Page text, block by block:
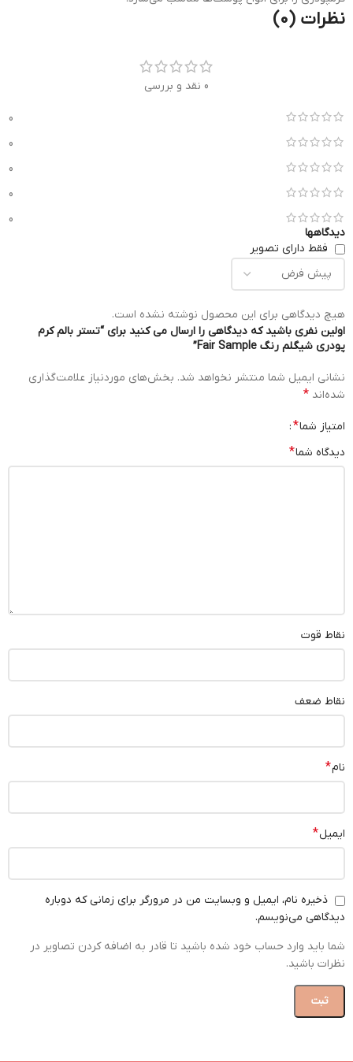
نظرات (0)
0 نقد و بررسی
0
0
0
0
0
دیدگاهها
فقط دارای تصویر
هیچ دیدگاهی برای این محصول نوشته نشده است.
اولین نفری باشید که دیدگاهی را ارسال می کنید برای “تستر بالم کرم
پودری شیگلم رنگ Fair Sample”
نشانی ایمیل شما منتشر نخواهد شد. بخش‌های موردنیاز علامت‌گذاری
شده‌اند *
امتیاز شما*
دیدگاه شما*
نقاط قوت
نقاط ضعف
نام*
ایمیل*
ذخیره نام، ایمیل و وبسایت من در مرورگر برای زمانی که دوباره
دیدگاهی می‌نویسم.
شما باید وارد حساب خود شده باشید تا قادر به اضافه کردن تصاویر در
نظرات باشید.